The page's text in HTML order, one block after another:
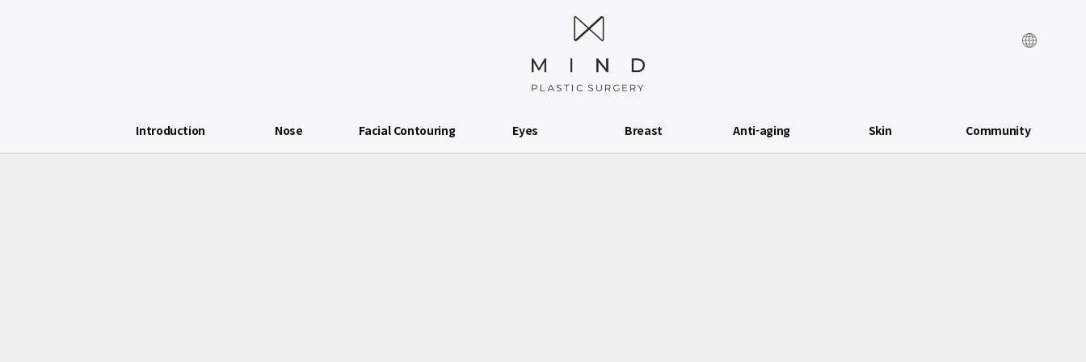
Introduction Nose Facial Contouring Eyes Breast Anti-aging Skin Community